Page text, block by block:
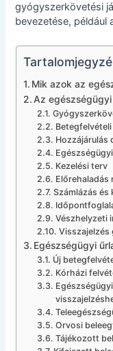
gyógyszerkövetési
bevezetése, például
Mik azok az
Az
Betegfelvételi
Hozzájárulás
Kezelési terv
Előrehaladás
Számlázás és
Vészhelyzeti
Visszajelzés
Egészségügyi
Új
Kórházi
Orvosi
Tájékozott